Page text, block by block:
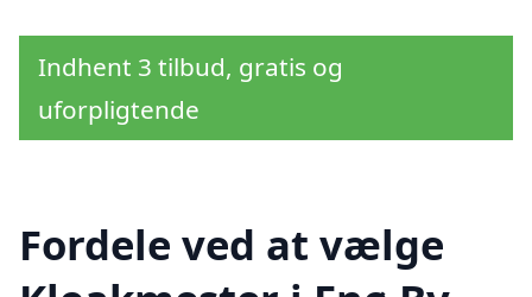
Indhent 3 tilbud, gratis og
uforpligtende
Fordele ved at vælge